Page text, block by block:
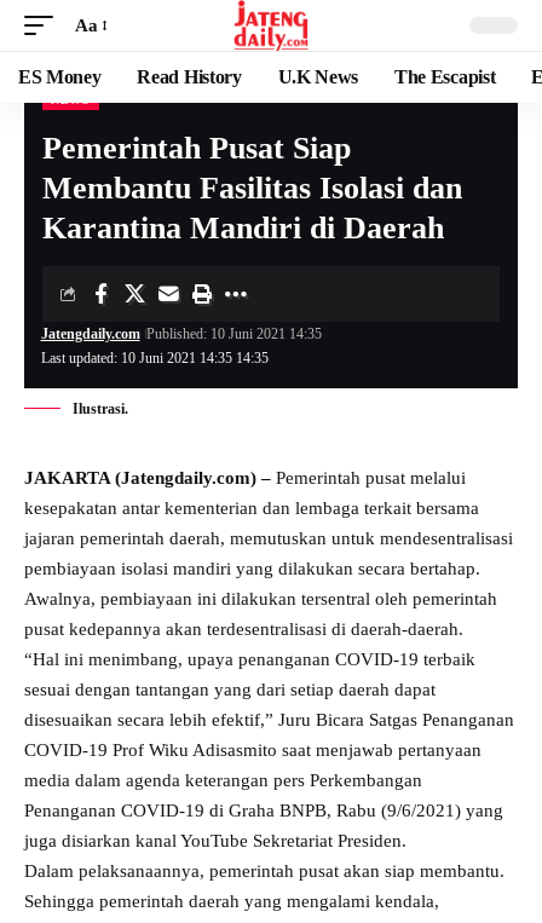
Aa
ES Money Read History U.K News The Escapist
Pemerintah Pusat Siap
Membantu Fasilitas Isolasi dan
Karantina Mandiri di Daerah
Last updated: 10 Juni 2021 14:35 14:35
Jatengdaily.com Published: 10 Juni 2021 14:35
Ilustrasi.
JAKARTA (Jatengdaily.com) – Pemerintah pusat melalui
kesepakatan antar kementerian dan lembaga terkait bersama
jajaran pemerintah daerah, memutuskan untuk mendesentralisasi
pembiayaan isolasi mandiri yang dilakukan secara bertahap.
Awalnya, pembiayaan ini dilakukan tersentral oleh pemerintah
pusat kedepannya akan terdesentralisasi di daerah-daerah.
“Hal ini menimbang, upaya penanganan COVID-19 terbaik
sesuai dengan tantangan yang dari setiap daerah dapat
disesuaikan secara lebih efektif,” Juru Bicara Satgas Penanganan
COVID-19 Prof Wiku Adisasmito saat menjawab pertanyaan
media dalam agenda keterangan pers Perkembangan
Penanganan COVID-19 di Graha BNPB, Rabu (9/6/2021) yang
juga disiarkan kanal YouTube Sekretariat Presiden.
Dalam pelaksanaannya, pemerintah pusat akan siap membantu.
Sehingga pemerintah daerah yang mengalami kendala,